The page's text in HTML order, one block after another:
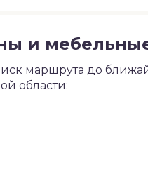
и
маршрута до
области: